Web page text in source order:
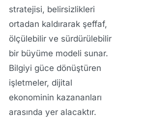
stratejisi, belirsizlikleri
ortadan kaldırarak şeffaf,
ölçülebilir ve sürdürülebilir
bir büyüme modeli sunar.
Bilgiyi güce dönüştüren
işletmeler, dijital
ekonominin kazananları
arasında yer alacaktır.